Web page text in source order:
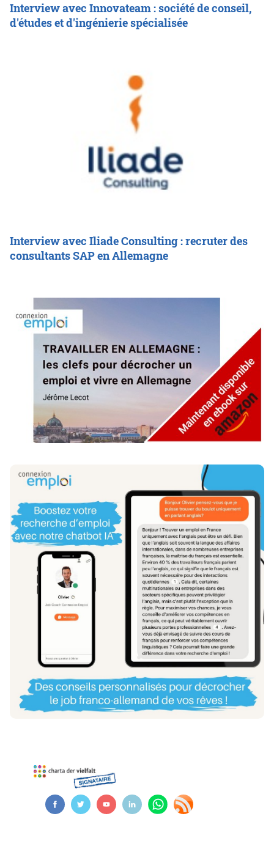
Interview avec Innovateam : société de conseil,
d'études et d'ingénierie spécialisée
Interview avec Iliade Consulting : recruter des
consultants SAP en Allemagne